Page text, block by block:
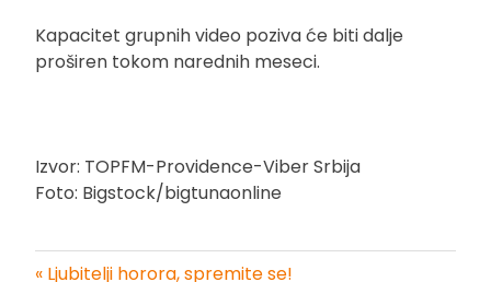
Kapacitet grupnih video poziva će biti dalje
proširen tokom narednih meseci.
Izvor: TOPFM-Providence-Viber Srbija
Foto: Bigstock/bigtunaonline
« Ljubitelji horora, spremite se!